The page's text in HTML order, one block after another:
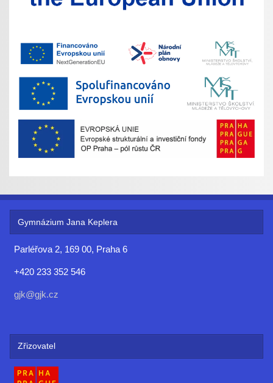
Gymnázium Jana Keplera
Parléřova 2, 169 00, Praha 6
+420 233 352 546
gjk@gjk.cz
Zřizovatel